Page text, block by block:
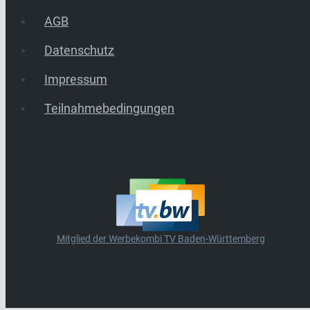
AGB
Datenschutz
Impressum
Teilnahmebedingungen
Mitglied der Werbekombi TV Baden-Württemberg